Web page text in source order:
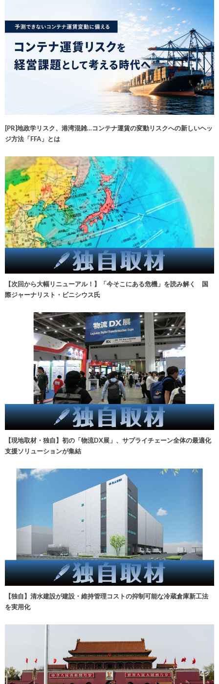
[PR]地政学リスク、港湾混雑…コンテナ運賃の変動リスクへの新しいヘッ
ジ方法「FFA」とは
【次回から大幅リニューアル！】「今そこにある危機」を読み解く 国
際ジャーナリスト・ビニシウス氏
【現地取材・独自】初の「物流DX展」、サプライチェーン全体の最適化
支援ソリューションが集結
【独自】清水建設が建設・維持管理コストの抑制可能な冷蔵倉庫新工法
を実用化